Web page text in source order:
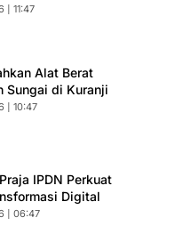
| 11:47
Alat Berat
Sungai di Kuranji
| 10:47
IPDN Perkuat
Digital
| 06:47